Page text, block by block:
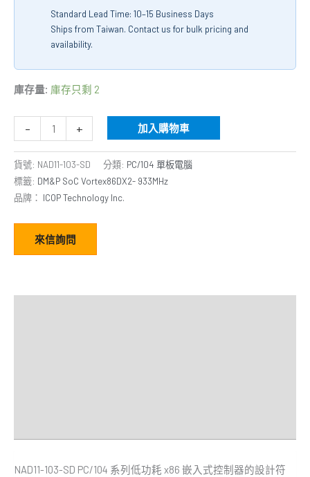
Standard Lead Time: 10–15 Business Days
Ships from Taiwan. Contact us for bulk pricing and
availability.
庫存量: 庫存只剩 2
- + 加入購物車
貨號: NAD11-103-SD 分類: PC/104 單板電腦
標籤: DM&P SoC Vortex86DX2- 933MHz
品牌： ICOP Technology Inc.
來信詢問
NAD11-103-SD PC/104 系列低功耗 x86 嵌入式控制器的設計符